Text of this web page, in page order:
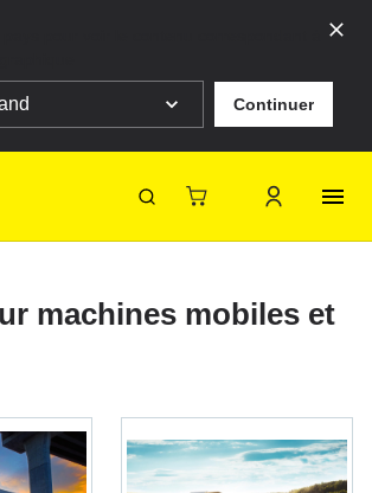
Continuer
Filtres mobiles
machines mobiles et